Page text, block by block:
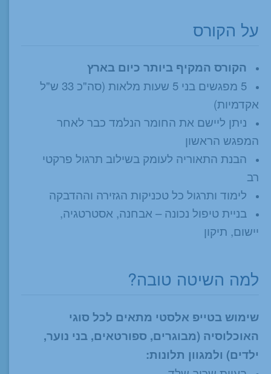
על הקורס
הקורס המקיף ביותר כיום בארץ
5 מפגשים בני 5 שעות מלאות (סה"כ 33 ש"ל
אקדמיות)
ניתן ליישם את החומר הנלמד כבר לאחר
המפגש הראשון
הבנת התאוריה לעומק בשילוב תרגול פרקטי
רב
לימוד ותרגול כל טכניקות הגזירה וההדבקה
בניית טיפול נכונה – אבחנה, אסטרטגיה,
יישום, תיקון
למה השיטה טובה?
שימוש בטייפ אלסטי מתאים לכל סוגי
האוכלוסיה (מבוגרים, ספורטאים, בני נוער,
ילדים) ולמגוון תלונות: